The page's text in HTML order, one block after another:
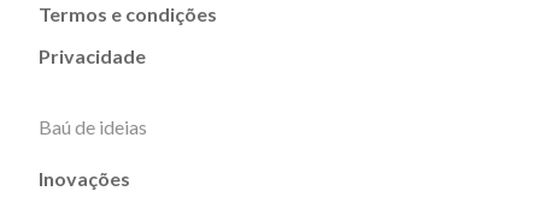
Termos e condições
Privacidade
Baú de ideias
Inovações